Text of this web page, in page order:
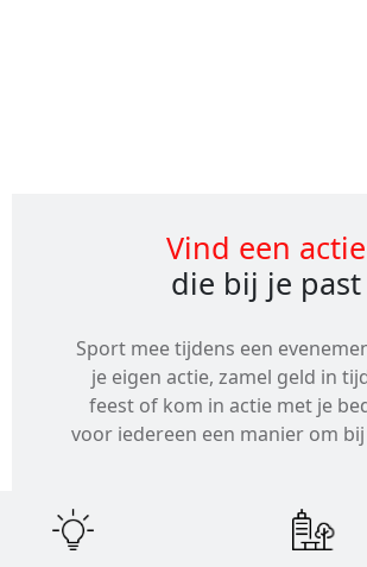
Vind een actie
die bij je past
Sport mee tijdens een
je eigen actie, zamel geld in
feest of kom in actie met je
voor iedereen een manier om